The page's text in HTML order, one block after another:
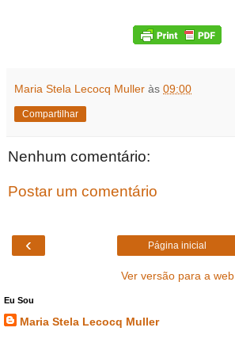
Maria Stela Lecocq Muller às 09:00
Compartilhar
Nenhum comentário:
Postar um comentário
‹ Página inicial
Ver versão para a web
Eu Sou
Maria Stela Lecocq Muller